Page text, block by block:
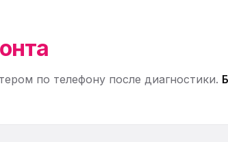
по телефону после диагностики.